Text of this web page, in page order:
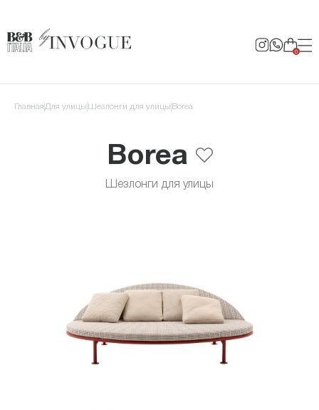
0
Главная для улицы Шезлонги для улицы Borea
Borea
Шезлонги для улицы